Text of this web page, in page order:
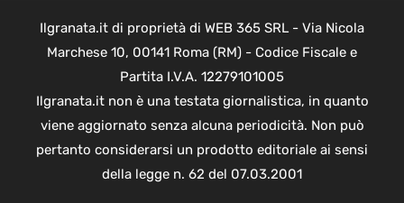
Ilgranata.it di proprietà di WEB 365 SRL - Via Nicola
Marchese 10, 00141 Roma (RM) - Codice Fiscale e
Partita I.V.A. 12279101005
Ilgranata.it non è una testata giornalistica, in quanto
viene aggiornato senza alcuna periodicità. Non può
pertanto considerarsi un prodotto editoriale ai sensi
della legge n. 62 del 07.03.2001